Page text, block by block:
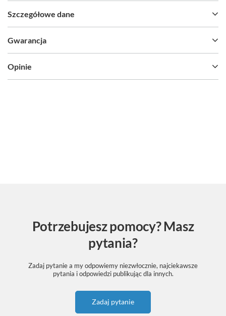
Szczegółowe dane
Gwarancja
Opinie
Potrzebujesz pomocy? Masz
pytania?
Zadaj pytanie a my odpowiemy niezwłocznie, najciekawsze
pytania i odpowiedzi publikując dla innych.
Zadaj pytanie